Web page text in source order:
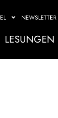
NEWSLETTER
LESUNGEN